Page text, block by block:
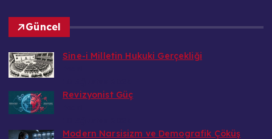
Güncel
Sine-i Milletin Hukuki Gerçekliği
Revizyonist Güç
Modern Narsisizm ve Demografik Çöküş